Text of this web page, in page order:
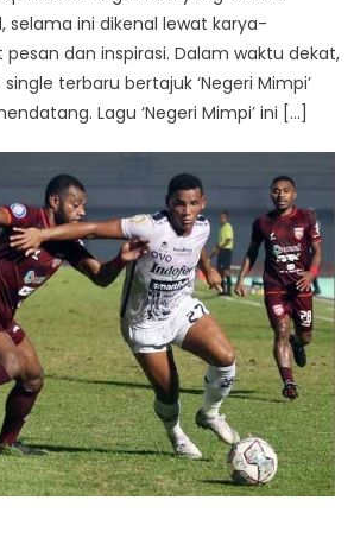
selama ini dikenal lewat karya-
dan inspirasi. Dalam waktu dekat,
terbaru bertajuk ‘Negeri Mimpi’
Lagu ‘Negeri Mimpi’ ini […]